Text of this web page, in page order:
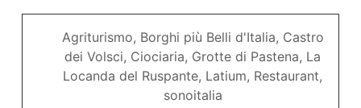
Agriturismo, Borghi più Belli d'Italia, Castro
dei Volsci, Ciociaria, Grotte di Pastena, La
Locanda del Ruspante, Latium, Restaurant,
sonoitalia